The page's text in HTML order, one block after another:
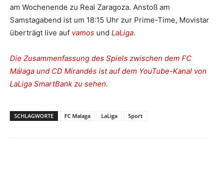
am Wochenende zu Real Zaragoza. Anstoß am
Samstagabend ist um 18:15 Uhr zur Prime-Time, Movistar
überträgt live auf vamos und LaLiga.
Die Zusammenfassung des Spiels zwischen dem FC
Málaga und CD Mirandés ist auf dem YouTube-Kanal von
LaLiga SmartBank zu sehen.
SCHLAGWORTE FC Malaga LaLiga Sport